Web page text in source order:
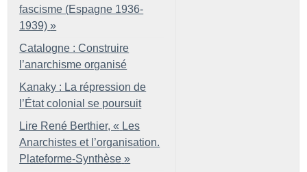
fascisme (Espagne 1936-
1939) »
Catalogne : Construire
l’anarchisme organisé
Kanaky : La répression de
l’État colonial se poursuit
Lire René Berthier, « Les
Anarchistes et l’organisation.
Plateforme-Synthèse »